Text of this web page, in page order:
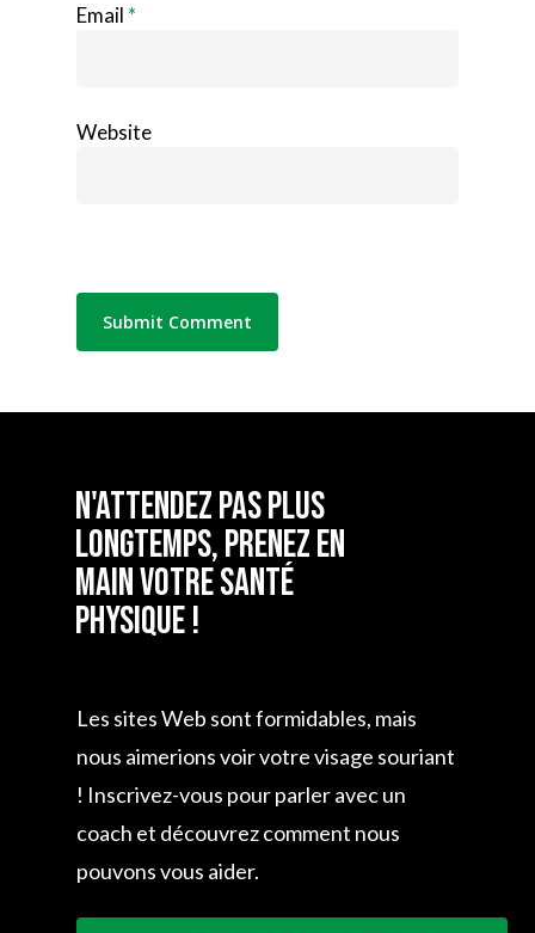
Email *
Website
N'attendez pas plus
longtemps, prenez en
main votre santé
physique !
Les sites Web sont formidables, mais
nous aimerions voir votre visage souriant
! Inscrivez-vous pour parler avec un
coach et découvrez comment nous
pouvons vous aider.